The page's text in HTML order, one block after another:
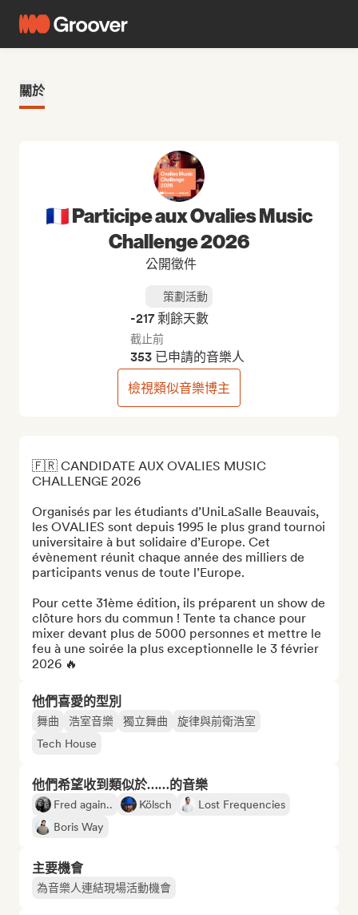
關於
🇫🇷 CANDIDATE AUX OVALIES MUSIC
CHALLENGE 2026
Organisés par les étudiants d’UniLaSalle Beauvais,
les OVALIES sont depuis 1995 le plus grand tournoi
universitaire à but solidaire d’Europe. Cet
évènement réunit chaque année des milliers de
participants venus de toute l’Europe.
Pour cette 31ème édition, ils préparent un show de
clôture hors du commun ! Tente ta chance pour
mixer devant plus de 5000 personnes et mettre le
feu à une soirée la plus exceptionnelle le 3 février
2026 🔥
他們喜愛的型別
舞曲 浩室音樂 獨立舞曲
旋律與前衛浩室
Tech House
他們希望收到類似於……的音樂
Fred again.. Kölsch
Lost Frequencies
Boris Way
主要機會
為音樂人連結現場活動機會
🇫🇷 Participe aux Ovalies Music
Challenge 2026
公開徵件
策劃活動
-217 剩餘天數
截止前
353 已申請的音樂人
檢視類似音樂博主